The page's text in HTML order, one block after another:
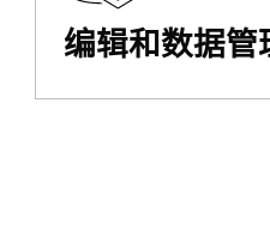
编辑和数据管